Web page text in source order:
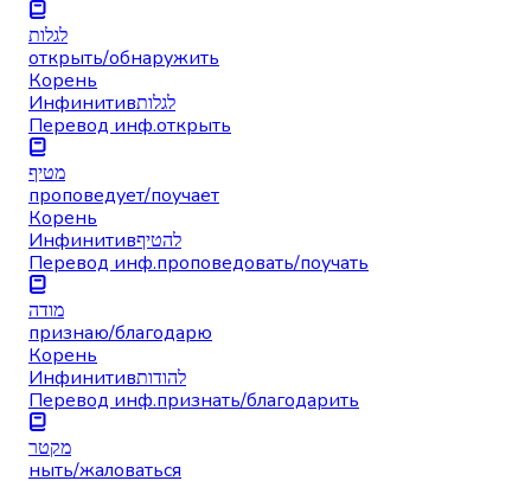
לגלות
открыть/обнаружить
Корень
Инфинитивלגלות
Перевод инф.открыть
מטיף
проповедует/поучает
Корень
Инфинитивלהטיף
Перевод инф.проповедовать/поучать
מודה
признаю/благодарю
Корень
Инфинитивלהודות
Перевод инф.признать/благодарить
מקטר
ныть/жаловаться